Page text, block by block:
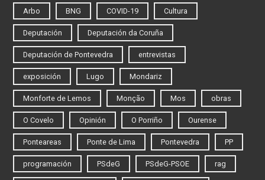
Arbo BNG COVID-19 Cultura
Deputación Deputación da Coruña
Deputación de Pontevedra entrevistas
exposición Lugo Mondariz
Monforte de Lemos Monção Mos obras
O Covelo Opinión O Porriño Ourense
Ponteareas Ponte de Lima Pontevedra PP
programación PSdeG PSdeG-PSOE rag